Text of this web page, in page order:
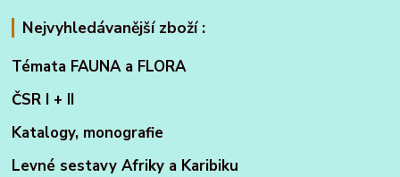
Nejvyhledávanější zboží :
Témata FAUNA a FLORA
ČSR I + II
Katalogy, monografie
Levné sestavy Afriky a Karibiku